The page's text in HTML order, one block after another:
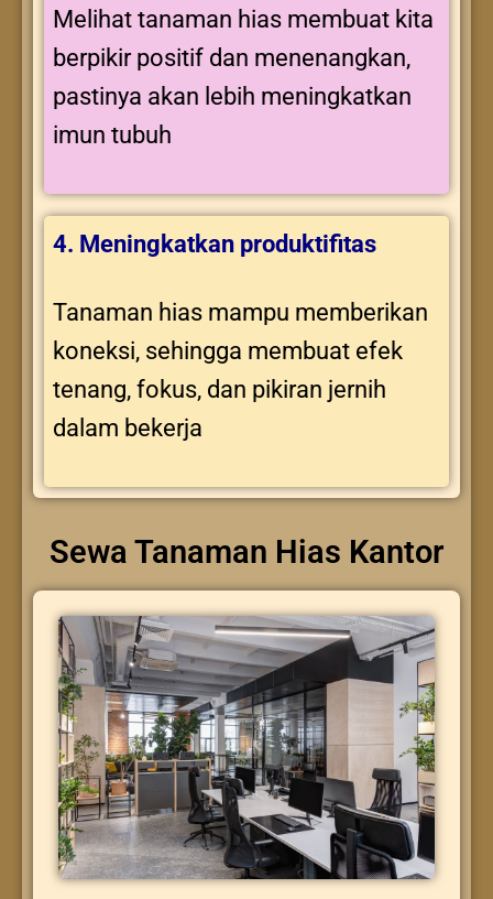
Melihat tanaman hias membuat kita
berpikir positif dan menenangkan,
pastinya akan lebih meningkatkan
imun tubuh
4. Meningkatkan produktifitas
Tanaman hias mampu memberikan
koneksi, sehingga membuat efek
tenang, fokus, dan pikiran jernih
dalam bekerja
Sewa Tanaman Hias Kantor